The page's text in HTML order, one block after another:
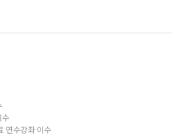
연수강좌 이수